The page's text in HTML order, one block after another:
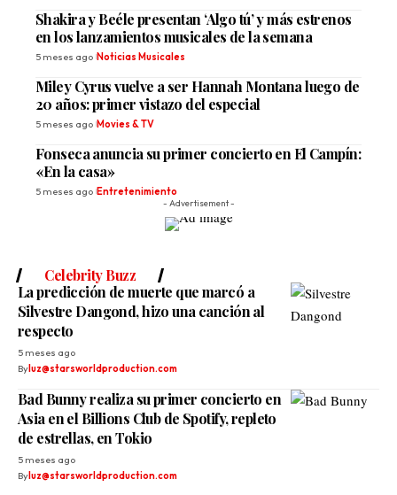
Shakira y Beéle presentan ‘Algo tú’ y más estrenos
en los lanzamientos musicales de la semana
5 meses ago Noticias Musicales
Miley Cyrus vuelve a ser Hannah Montana luego de
20 años: primer vistazo del especial
5 meses ago Movies & TV
Fonseca anuncia su primer concierto en El Campín:
«En la casa»
5 meses ago Entretenimiento
- Advertisement -
Celebrity Buzz
La predicción de muerte que marcó a
Silvestre Dangond, hizo una canción al
respecto
5 meses ago
Byluz@starsworldproduction.com
Bad Bunny realiza su primer concierto en
Asia en el Billions Club de Spotify, repleto
de estrellas, en Tokio
5 meses ago
Byluz@starsworldproduction.com